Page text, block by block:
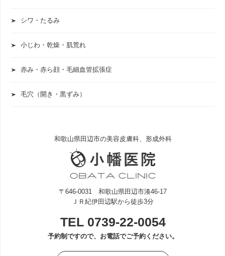
シワ・たるみ
小じわ・乾燥・肌荒れ
赤み・赤ら顔・毛細血管拡張症
毛穴（開き・黒ずみ）
和歌山県田辺市の美容皮膚科、形成外科
〒646-0031 和歌山県田辺市湊46-17
ＪＲ紀伊田辺駅から徒歩3分
TEL 0739-22-0054
予約制ですので、お電話でご予約ください。